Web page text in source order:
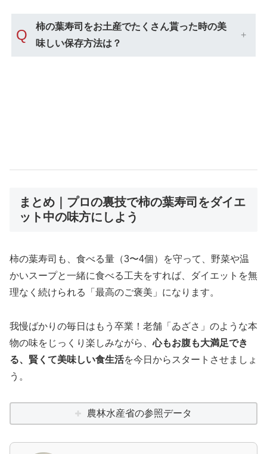
Q
柿の葉寿司をお土産でたくさん貰った時の美
味しい保存方法は？
まとめ｜プロの裏技で柿の葉寿司をダイエ
ット中の味方にしよう
柿の葉寿司も、食べる量（3〜4個）を守って、野菜や温
かいスープと一緒に食べる工夫をすれば、ダイエットを無
理なく続けられる「最高のご褒美」になります。
我慢ばかりの毎日はもう卒業！老舗「ゐざさ」のような本
物の味をじっくり楽しみながら、心もお腹も大満足でき
る、賢くて美味しい食生活を今日からスタートさせましょ
う。
農林水産省の参照データ